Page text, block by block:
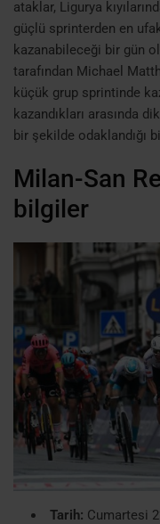
ataklar, Ligurya
güçlü sprinterden en
kazanabileceği bir gün
tarafından Michael
küçük grup sprintinde
kazandıkları arasında
bir şekilde odaklandığı
Milan-San
bilgiler
Tarih: Cumartesi